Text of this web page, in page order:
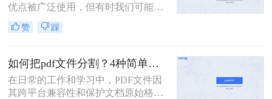
优点被广泛使用，但有时我们可能需
要将一个大的PDF文档拆分成多个小
部分，以便于阅读、编辑或共享。那
单实用的PDF拆分方法。
赞 踩
如何把pdf文件分割？4种简单方法分享~
在日常的工作和学习中，PDF文件因
其跨平台兼容性和保护文档原始格式